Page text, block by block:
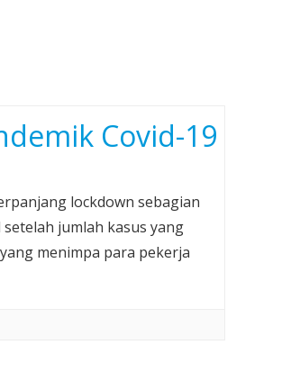
Covid-19
lockdown sebagian
jumlah kasus yang
menimpa para pekerja